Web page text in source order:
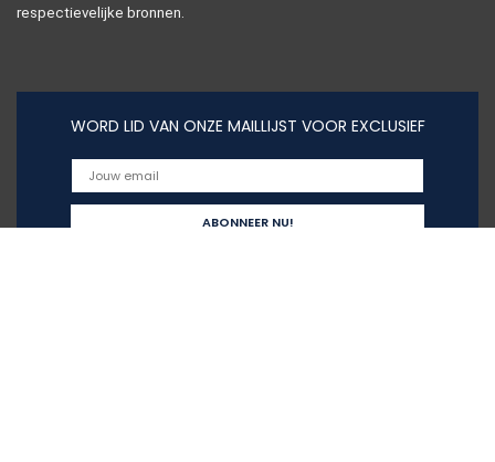
respectievelijke bronnen.
WORD LID VAN ONZE MAILLIJST VOOR EXCLUSIEF